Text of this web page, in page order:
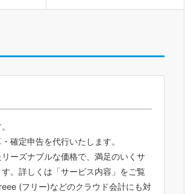
確定申告を代行いたします。
ーズナブルな価格で、満足のいくサ
。詳しくは「サービス内容」をご覧
(フリー)などのクラウド会計にも対